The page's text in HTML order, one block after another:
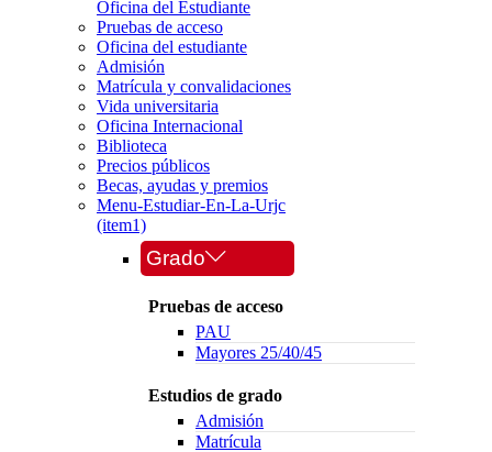
Oficina del Estudiante
Pruebas de acceso
Oficina del estudiante
Admisión
Matrícula y convalidaciones
Vida universitaria
Oficina Internacional
Biblioteca
Precios públicos
Becas, ayudas y premios
Menu-Estudiar-En-La-Urjc
(item1)
Grado
Pruebas de acceso
PAU
Mayores 25/40/45
Estudios de grado
Admisión
Matrícula